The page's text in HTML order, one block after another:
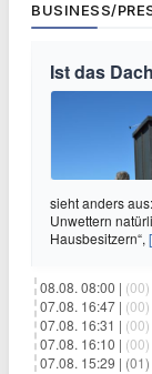
BUSINESS/
Ist das
sieht anders
Unwettern
Hausbesitzern“,
08.08. 08:00 | (00)
07.08. 16:47 | (00)
07.08. 16:31 | (00)
07.08. 16:10 | (00)
07.08. 15:29 | (01)